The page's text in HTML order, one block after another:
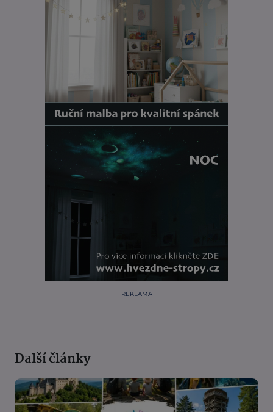
REKLAMA
Další články